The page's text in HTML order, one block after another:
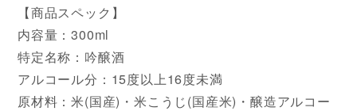
【商品スペック】
内容量：300ml
特定名称：吟醸酒
アルコール分：15度以上16度未満
原材料：米(国産)・米こうじ(国産米)・醸造アルコー